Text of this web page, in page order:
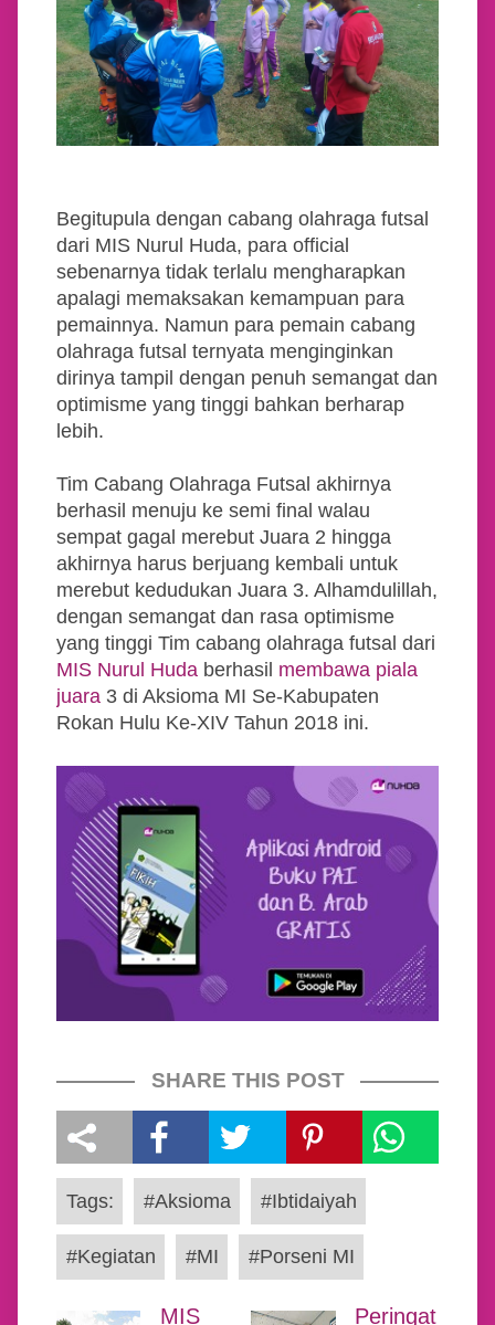
Begitupula dengan cabang olahraga futsal
dari MIS Nurul Huda, para official
sebenarnya tidak terlalu mengharapkan
apalagi memaksakan kemampuan para
pemainnya. Namun para pemain cabang
olahraga futsal ternyata menginginkan
dirinya tampil dengan penuh semangat dan
optimisme yang tinggi bahkan berharap
lebih.
Tim Cabang Olahraga Futsal akhirnya
berhasil menuju ke semi final walau
sempat gagal merebut Juara 2 hingga
akhirnya harus berjuang kembali untuk
merebut kedudukan Juara 3. Alhamdulillah,
dengan semangat dan rasa optimisme
yang tinggi Tim cabang olahraga futsal dari
MIS Nurul Hudaberhasil membawa piala
juara3 di Aksioma MI Se-Kabupaten
Rokan Hulu Ke-XIV Tahun 2018 ini.
SHARE THIS POST
Tags: #Aksioma #Ibtidaiyah
#Kegiatan #MI #Porseni MI
MIS Peringat